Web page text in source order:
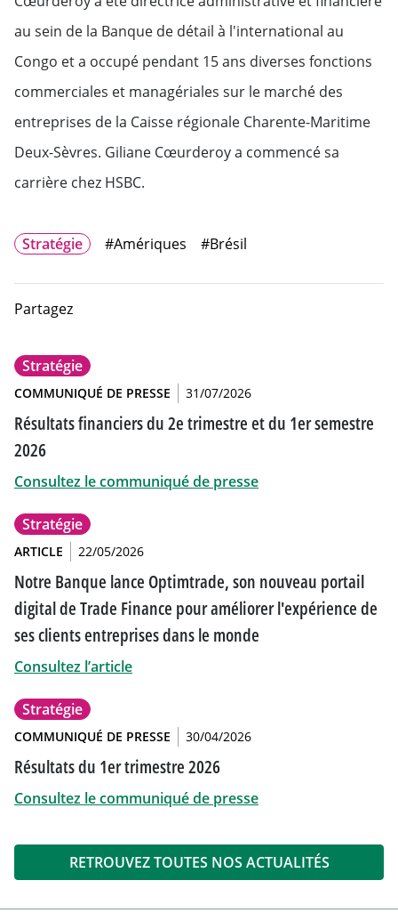
au sein de la Banque de détail à l'international au
Congo et a occupé pendant 15 ans diverses fonctions
commerciales et managériales sur le marché des
entreprises de la Caisse régionale Charente-Maritime
Deux-Sèvres. Giliane Cœurderoy a commencé sa
carrière chez HSBC.
Stratégie #Amériques #Brésil
Partagez
Stratégie
COMMUNIQUÉ DE PRESSE 31/07/2026
Résultats financiers du 2e trimestre et du 1er semestre
2026
Consultez le communiqué de presse
Stratégie
ARTICLE 22/05/2026
Notre Banque lance Optimtrade, son nouveau portail
digital de Trade Finance pour améliorer l'expérience de
ses clients entreprises dans le monde
Consultez l’article
Stratégie
COMMUNIQUÉ DE PRESSE 30/04/2026
Résultats du 1er trimestre 2026
Consultez le communiqué de presse
RETROUVEZ TOUTES NOS ACTUALITÉS